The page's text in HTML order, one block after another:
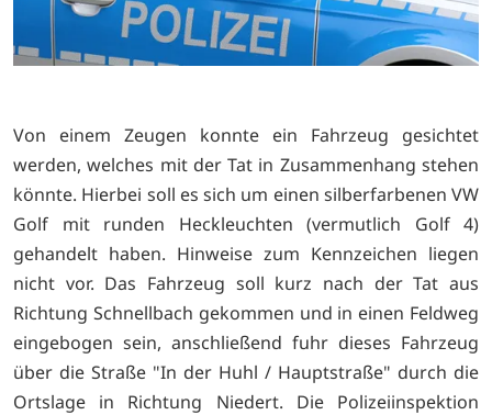
Von einem Zeugen konnte ein Fahrzeug gesichtet
werden, welches mit der Tat in Zusammenhang stehen
könnte. Hierbei soll es sich um einen silberfarbenen VW
Golf mit runden Heckleuchten (vermutlich Golf 4)
gehandelt haben. Hinweise zum Kennzeichen liegen
nicht vor. Das Fahrzeug soll kurz nach der Tat aus
Richtung Schnellbach gekommen und in einen Feldweg
eingebogen sein, anschließend fuhr dieses Fahrzeug
über die Straße "In der Huhl / Hauptstraße" durch die
Ortslage in Richtung Niedert. Die Polizeiinspektion